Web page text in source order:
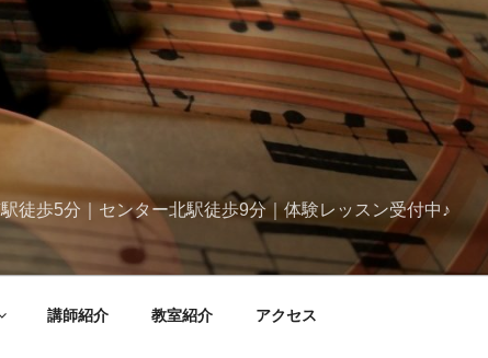
徒歩5分｜センター北駅徒歩9分｜体験レッスン受付中♪
講師紹介 教室紹介 アクセス